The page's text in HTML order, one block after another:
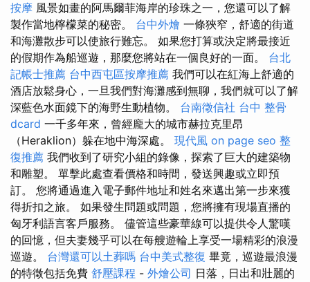
按摩 風景如畫的阿馬爾菲海岸的珍珠之一，您還可以了解
製作當地檸檬菜的秘密。 台中外燴 一條狹窄，舒適的街道
和海灘散步可以使旅行難忘。 如果您打算或決定將最接近
的假期作為船巡遊，那麼您將站在一個良好的一面。 台北
記帳士推薦 台中西屯區按摩推薦 我們可以在紅海上舒適的
酒店放鬆身心，一旦我們對海灘感到無聊，我們就可以了解
深藍色水面鏡下的海野生動植物。 台南徵信社 台中 整骨
dcard 一千多年來，曾經龐大的城市赫拉克里昂
（Heraklion）躲在地中海深處。 現代風 on page seo 整
復推薦 我們收到了研究小組的錄像，探索了巨大的建築物
和雕塑。 單擊此處查看價格和時間，發送興趣或立即預
訂。 您將通過進入電子郵件地址和姓名來邁出第一步來獲
得折扣之旅。 如果發生問題或問題，您將擁有現場直播的
匈牙利語言客戶服務。 儘管這些豪華線可以提供令人驚嘆
的回憶，但夫妻幾乎可以在每艘遊輪上享受一場精彩的浪漫
巡遊。 台灣還可以土葬嗎 台中美式整復 畢竟，巡遊最浪漫
的特徵包括免費 舒壓課程 - 外燴公司 日落，日出和壯麗的